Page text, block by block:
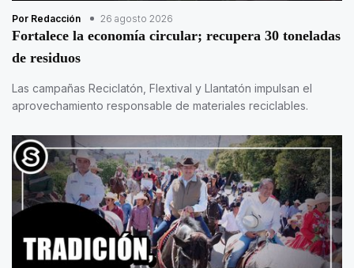
Por Redacción 26 agosto 2026
Fortalece la economía circular; recupera 30 toneladas
de residuos
Las campañas Reciclatón, Flextival y Llantatón impulsan el
aprovechamiento responsable de materiales reciclables.